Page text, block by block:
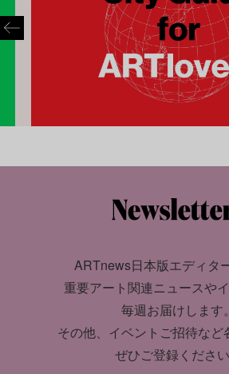
ARTnews日本版エディタ
重要アート関連ニュースや
毎週お届けします。
その他、イベントご招待など
ぜひご登録ください